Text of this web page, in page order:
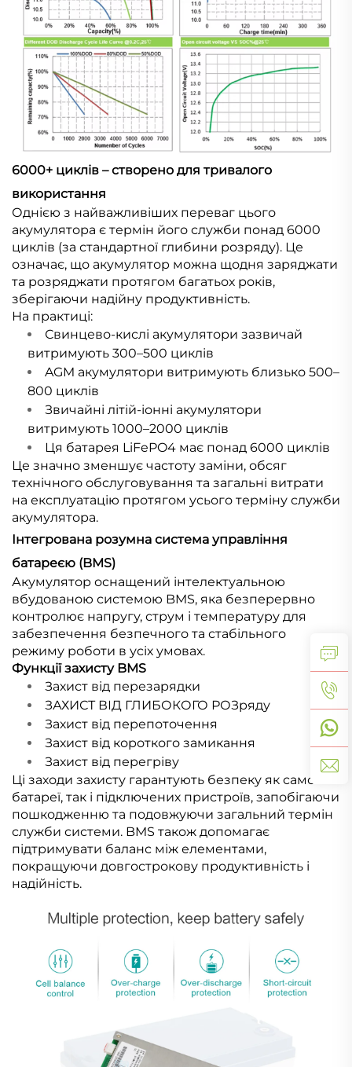
6000+ циклів – створено для тривалого
використання
Однією з найважливіших переваг цього
акумулятора є термін його служби понад 6000
циклів (за стандартної глибини розряду). Це
означає, що акумулятор можна щодня заряджати
та розряджати протягом багатьох років,
зберігаючи надійну продуктивність.
На практиці:
Свинцево-кислі акумулятори зазвичай
витримують 300–500 циклів
AGM акумулятори витримують близько 500–
800 циклів
Звичайні літій-іонні акумулятори
витримують 1000–2000 циклів
Ця батарея LiFePO4 має понад 6000 циклів
Це значно зменшує частоту заміни, обсяг
технічного обслуговування та загальні витрати
на експлуатацію протягом усього терміну служби
акумулятора.
Інтегрована розумна система управління
батареєю (BMS)
Акумулятор оснащений інтелектуальною
вбудованою системою BMS, яка безперервно
контролює напругу, струм і температуру для
забезпечення безпечного та стабільного
режиму роботи в усіх умовах.
Функції захисту BMS
Захист від перезарядки
ЗАХИСТ ВІД ГЛИБОКОГО РОЗряду
Захист від перепоточення
Захист від короткого замикання
Захист від перегріву
Ці заходи захисту гарантують безпеку як самої
батареї, так і підключених пристроїв, запобігаючи
пошкодженню та подовжуючи загальний термін
служби системи. BMS також допомагає
підтримувати баланс між елементами,
покращуючи довгострокову продуктивність і
надійність.